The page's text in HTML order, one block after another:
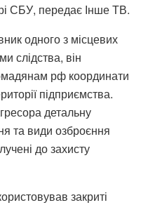
СБУ, передає Інше ТВ.
одного з місцевих
слідства, він
рф координати
підприємства.
детальну
та види озброєння
до захисту
закриті